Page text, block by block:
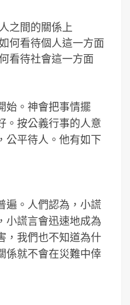
之間的關係上
何看待個人這一方面
看待社會這一方面
始。神會把事情擺
。按公義行事的人意
公平待人。他有如下
遍。人們認為，小謊
小謊言會迅速地成為
，我們也不知道為什
係就不會在災難中倖